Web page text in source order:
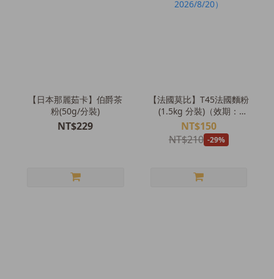
【日本那麗茹卡】伯爵茶
粉(50g/分裝)
NT$229
【法國莫比】T45法國麵粉
(1.5kg 分裝)（效期：
2026/8/20）
NT$150
NT$210 -29%